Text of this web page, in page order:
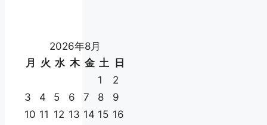
2026年8月
月
火 水 木 金 土
日
1
2
3
4 5 6 7 8
9
10 11 12 13 14 15 16